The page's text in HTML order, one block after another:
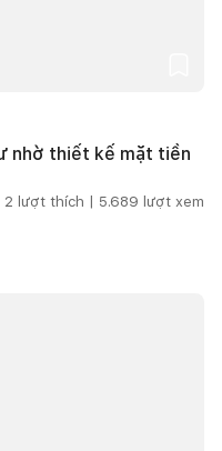
nhờ thiết kế mặt tiền
2 lượt thích | 5.689 lượt xem